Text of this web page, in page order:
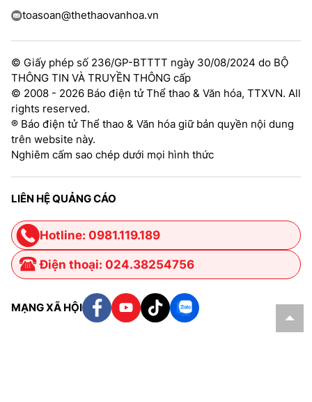
toasoan@thethaovanhoa.vn
© Giấy phép số 236/GP-BTTTT ngày 30/08/2024 do BỘ
THÔNG TIN VÀ TRUYỀN THÔNG cấp
© 2008 - 2026 Báo điện tử Thể thao & Văn hóa, TTXVN. All
rights reserved.
® Báo điện tử Thể thao & Văn hóa giữ bản quyền nội dung
trên website này.
Nghiêm cấm sao chép dưới mọi hình thức
LIÊN HỆ QUẢNG CÁO
Hotline: 0981.119.189
Điện thoại: 024.38254756
MẠNG XÃ HỘI